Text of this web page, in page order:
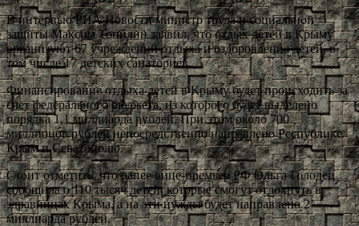
В интервью РИА Новости министр труда и социальной
защиты Максим Топилин заявил, что отдых детей в Крыму
организуют 67 учреждений отдыха и оздоровления детей, в
том числе 17 детских санаториев.
Финансирование отдыха детей в Крыму будет происходить за
счет федерального бюджета, из которого будет выделено
порядка 1,1 миллиарда рублей. При этом около 700
миллионов рублей непосредственно направлено Республике
Крым и Севатополю.
Стоит отметить, что ранее вице-премьер РФ Ольга Голодец
сообщила о 110 тысяч детей, которые смогут отдохнуть в
здравницах Крыма, а на эти нужды будет направлено 2
миллиарда рублей.